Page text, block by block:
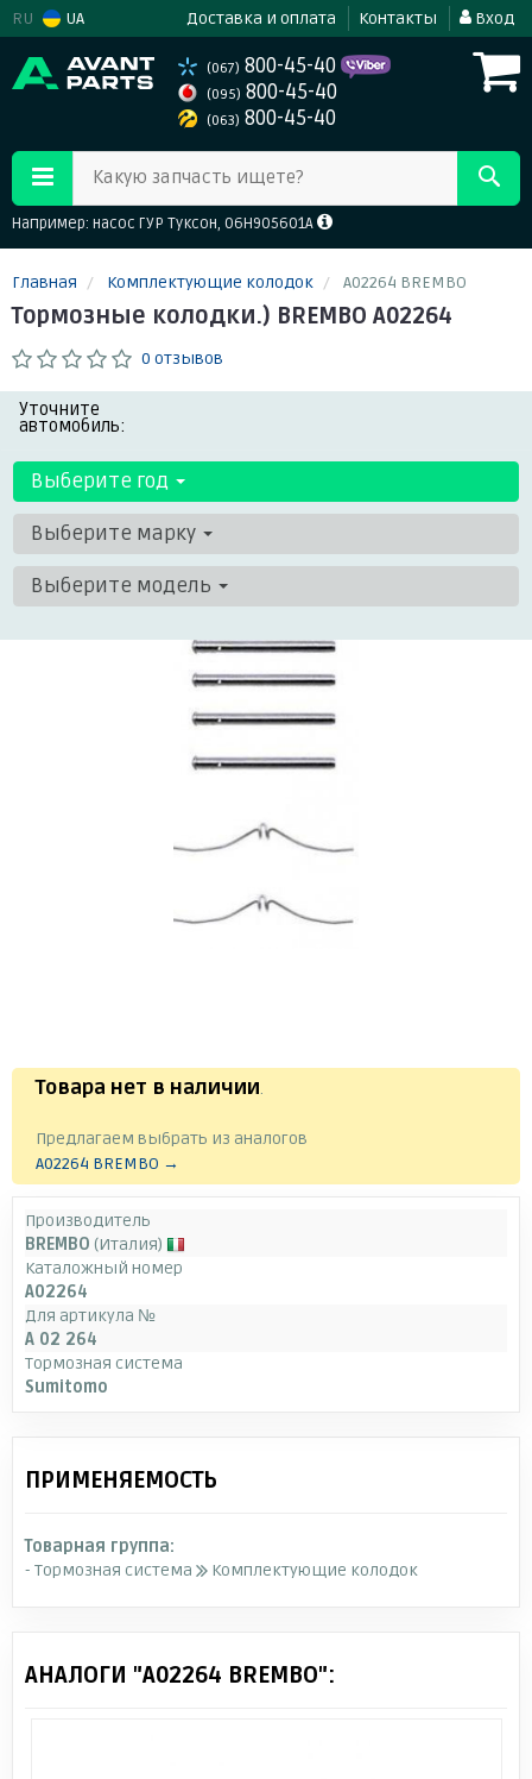
RU UA Доставка и оплата Контакты Вход
(067) 800-45-40
(095) 800-45-40
(063) 800-45-40
Какую запчасть ищете?
Например: насос ГУР Туксон, 06H905601A
Главная Комплектующие колодок A02264 BREMBO
Тормозные колодки.) BREMBO A02264
0 отзывов
Уточните
автомобиль:
Выберите год
Выберите марку
Выберите модель
Товара нет в наличии.
Предлагаем выбрать из аналогов
A02264 BREMBO →
Производитель
BREMBO (Италия)
Каталожный номер
A02264
Для артикула №
A 02 264
Тормозная система
Sumitomo
ПРИМЕНЯЕМОСТЬ
Товарная группа:
- Тормозная система
Комплектующие колодок
АНАЛОГИ "A02264 BREMBO":